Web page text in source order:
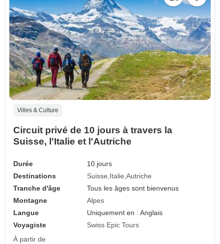
Villes & Culture
Circuit privé de 10 jours à travers la
Suisse, l'Italie et l'Autriche
Durée
10 jours
Destinations
Suisse Italie Autriche
Tranche d'âge
Tous les âges sont bienvenus
Montagne
Alpes
Langue
Uniquement en : Anglais
Voyagiste
Swiss Epic Tours
À partir de